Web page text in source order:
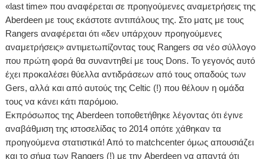
«last time» που αναφέρεται σε προηγούμενες αναμετρήσεις της
Aberdeenμε τους εκάστοτε αντιπάλους της. Στο ματς με τους
Rangers αναφέρεται ότι «δεν υπάρχουν προηγούμενες
αναμετρήσεις» αντιμετωπίζοντας τους Rangers σα νέο σύλλογο
που πρώτη φορά θα συναντηθεί με τους Dons. To γεγονός αυτό
έχει προκαλέσει θύελλα αντιδράσεων από τους οπαδούς των
Gers, αλλά και από αυτούς της Celtic (!) που θέλουν η ομάδα
τους να κάνει κάτι παρόμοιο.
Εκπρόσωπος της Aberdeenτοποθετήθηκε λέγοντας ότι έγινε
αναβάθμιση της ιστοσελίδας το 2014 οπότε χάθηκαν τα
προηγούμενα στατιστικά! Από το matchcenterόμως απουσιάζει
και το σήμα των Rangers (!) με την Aberdeenνα απαντά ότι